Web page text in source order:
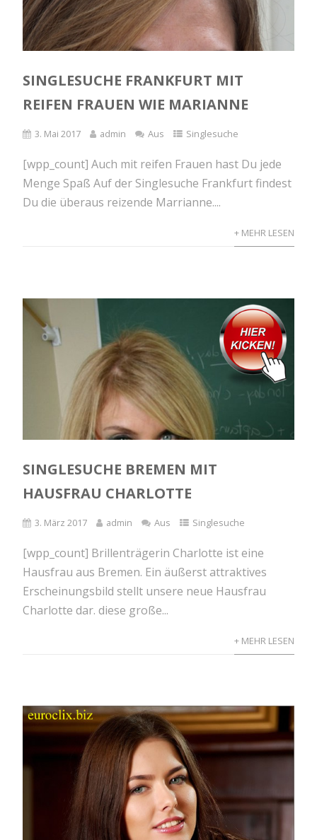
SINGLESUCHE FRANKFURT MIT
REIFEN FRAUEN WIE MARIANNE
3. Mai 2017 admin Aus Singlesuche
[wpp_count] Auch mit reifen Frauen hast Du jede
Menge Spaß Auf der Singlesuche Frankfurt findest
Du die überaus reizende Marrianne....
+ MEHR LESEN
SINGLESUCHE BREMEN MIT
HAUSFRAU CHARLOTTE
3. März 2017 admin Aus Singlesuche
[wpp_count] Brillenträgerin Charlotte ist eine
Hausfrau aus Bremen. Ein äußerst attraktives
Erscheinungsbild stellt unsere neue Hausfrau
Charlotte dar. diese große...
+ MEHR LESEN